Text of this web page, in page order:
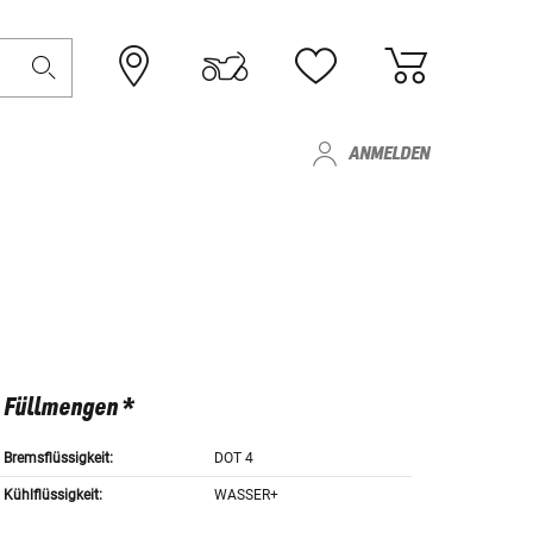
ANMELDEN
Füllmengen *
Bremsflüssigkeit: DOT 4
Kühlflüssigkeit: WASSER+